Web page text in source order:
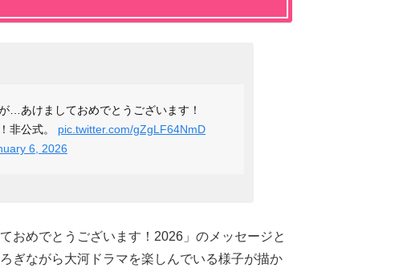
…あけましておめでとうございます！
非公式。 pic.twitter.com/gZgLF64NmD
6, 2026
おめでとうございます！2026」のメッセージと
ぎながら大河ドラマを楽しんでいる様子が描か